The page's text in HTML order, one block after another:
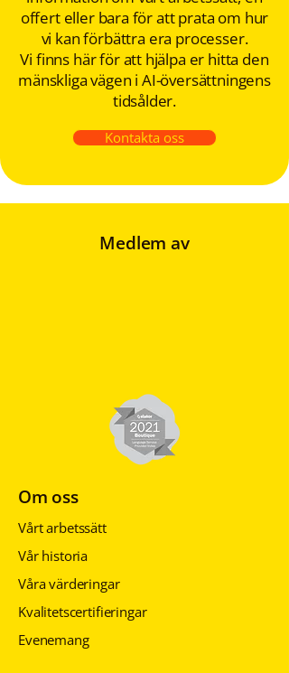
offert eller bara för att prata om hur
vi kan förbättra era processer.
Vi finns här för att hjälpa er hitta den
mänskliga vägen i AI-översättningens
tidsålder.
Kontakta oss
Medlem av
Om oss
Vårt arbetssätt
Vår historia
Våra värderingar
Kvalitetscertifieringar
Evenemang